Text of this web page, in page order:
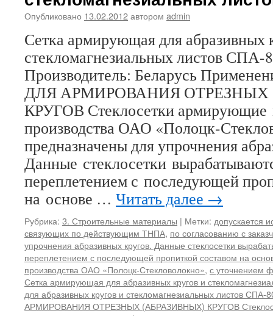
Опубликовано 13.02.2012автором admin
Сетка армирующая для абразивных
стекломагнезиальных листов
Производитель: Беларусь
ДЛЯ АРМИРОВАНИЯ ОТРЕЗНЫХ
КРУГОВ Стеклосетки
производства ОАО «Полоцк-
предназначены для упрочнения
Данные стеклосетки
переплетением с последующей
на основе … Читать далее →
Рубрика: 3. Строительные материалы | Метки: допускается
связующих по действующим ТНПА, по согласованию с
упрочнения абразивных кругов. Данные стеклосетки
переплетением с последующей пропиткой составом на
производства ОАО «Полоцк-Стекловолокно», с уточнением
Сетка армирующая для абразивных кругов и
для абразивных кругов и стекломагнезиальных листов СПА-
АРМИРОВАНИЯ ОТРЕЗНЫХ (АБРАЗИВНЫХ) КРУГОВ